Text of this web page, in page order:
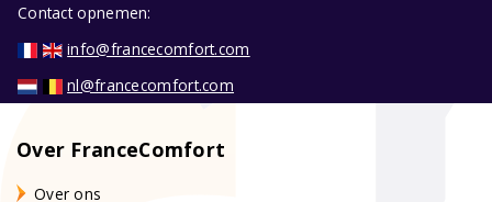
Contact opnemen:
info@francecomfort.com
nl@francecomfort.com
Over FranceComfort
Over ons